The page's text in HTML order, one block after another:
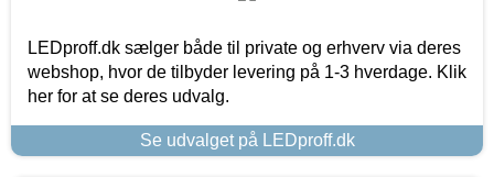
LEDproff.dk sælger både til private og erhverv via deres
webshop, hvor de tilbyder levering på 1-3 hverdage. Klik
her for at se deres udvalg.
Se udvalget på LEDproff.dk